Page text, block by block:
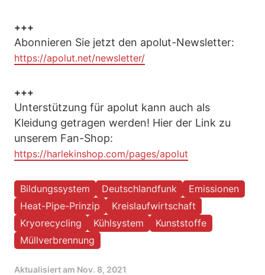
+++
Abonnieren Sie jetzt den apolut-Newsletter:
https://apolut.net/newsletter/
+++
Unterstützung für apolut kann auch als
Kleidung getragen werden! Hier der Link zu
unserem Fan-Shop:
https://harlekinshop.com/pages/apolut
Bildungssystem Deutschlandfunk
Emissionen
Heat-Pipe-Prinzip
Kreislaufwirtschaft
Kryorecycling
Kühlsystem
Kunststoffe
Müllverbrennung
Aktualisiert am Nov. 8, 2021